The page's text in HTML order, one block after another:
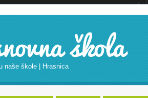
škola
naše škole | Hrasnica